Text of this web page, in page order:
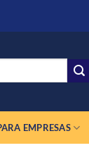
EMPRESAS